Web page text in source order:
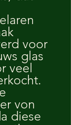
voor
glas
veel
von
diese